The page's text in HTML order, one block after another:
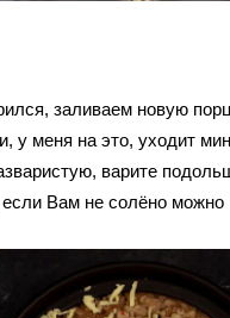
заливаем новую
у меня на это, уходит
варите
Вам не солёно можно